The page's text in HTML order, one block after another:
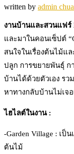
written by admin
งานบ้านและสวนแฟร์
และมาในคอนเซ็ปต์
สนใจในเรื่องต้นไม้แล
ปลูก การขยายพันธุ์ ก
บ้านได้ด้วยตัวเอง รว
หาทางกลับบ้านไม่เจอ
ไฮไลต์ในงาน :
-Garden Village : เ
ต้นไม้